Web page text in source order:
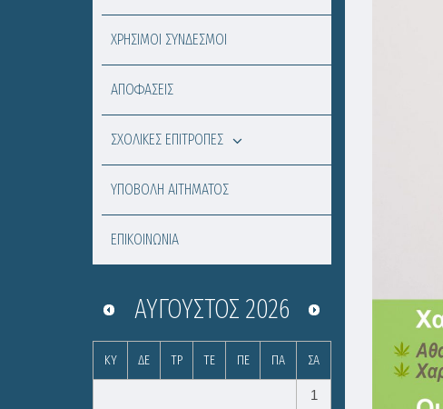
ΧΡΗΣΙΜΟΙ ΣΥΝΔΕΣΜΟΙ
ΑΠΟΦΑΣΕΙΣ
ΣΧΟΛΙΚΕΣ ΕΠΙΤΡΟΠΕΣ
ΥΠΟΒΟΛΗ ΑΙΤΗΜΑΤΟΣ
ΕΠΙΚΟΙΝΩΝΙΑ
ΑΎΓΟΥΣΤΟΣ 2026
ΚΥ ΔΕ ΤΡ ΤΕ ΠΕ ΠΑ ΣΑ
1